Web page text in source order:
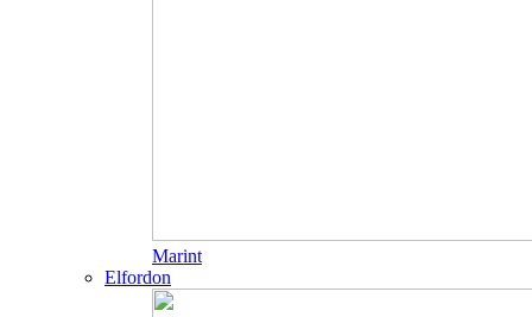
Marint
Elfordon